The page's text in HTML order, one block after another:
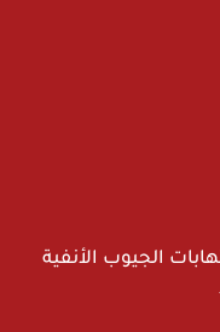
الجيوب الأنفية